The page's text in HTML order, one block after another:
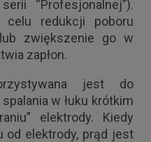
“Profesjonalnej”).
celu redukcji poboru
zwiększenie go w
zapłon.
jest do
w łuku krótkim
elektrody. Kiedy
od elektrody, prąd jest